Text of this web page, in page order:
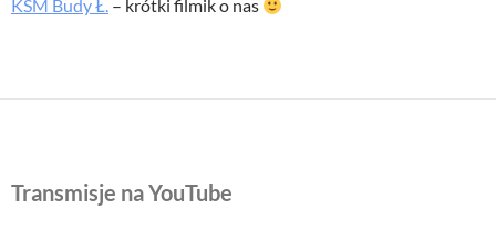
KSM Budy Ł. – krótki filmik o nas
Transmisje na YouTube